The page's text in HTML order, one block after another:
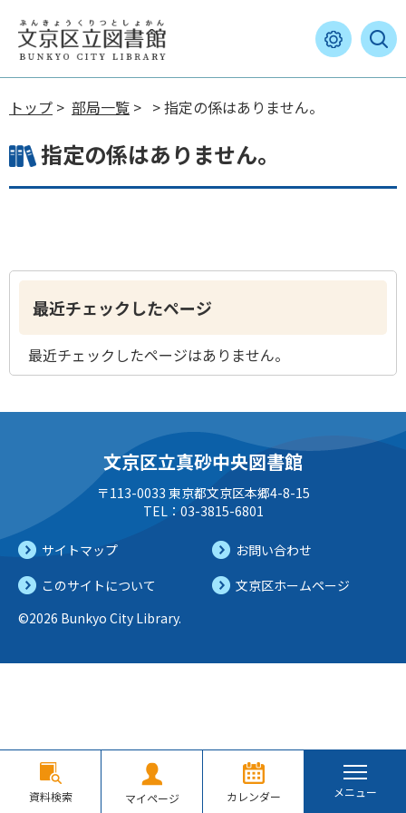
トップ > 部局一覧 > > 指定の係はありません。
指定の係はありません。
最近チェックしたページ
最近チェックしたページはありません。
文京区立真砂中央図書館
〒113-0033 東京都文京区本郷4-8-15
TEL：03-3815-6801
サイトマップ
お問い合わせ
このサイトについて
文京区ホームページ
©2026 Bunkyo City Library.
資料検索 マイページ カレンダー メニュー